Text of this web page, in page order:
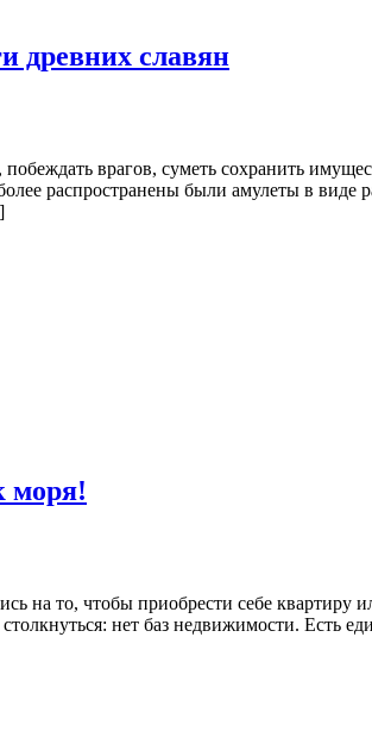
древних славян
врагов, суметь сохранить
распространены были амулеты в
моря!
на то, чтобы приобрести себе квартиру
нет баз недвижимости. Есть